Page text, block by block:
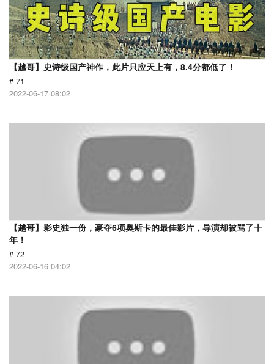
【越哥】史诗级国产神作，此片只应天上有，8.4分都低了！
# 71
2022-06-17 08:02
【越哥】影史独一份，豪夺6项奥斯卡的最佳影片，导演却被骂了十
年！
# 72
2022-06-16 04:02